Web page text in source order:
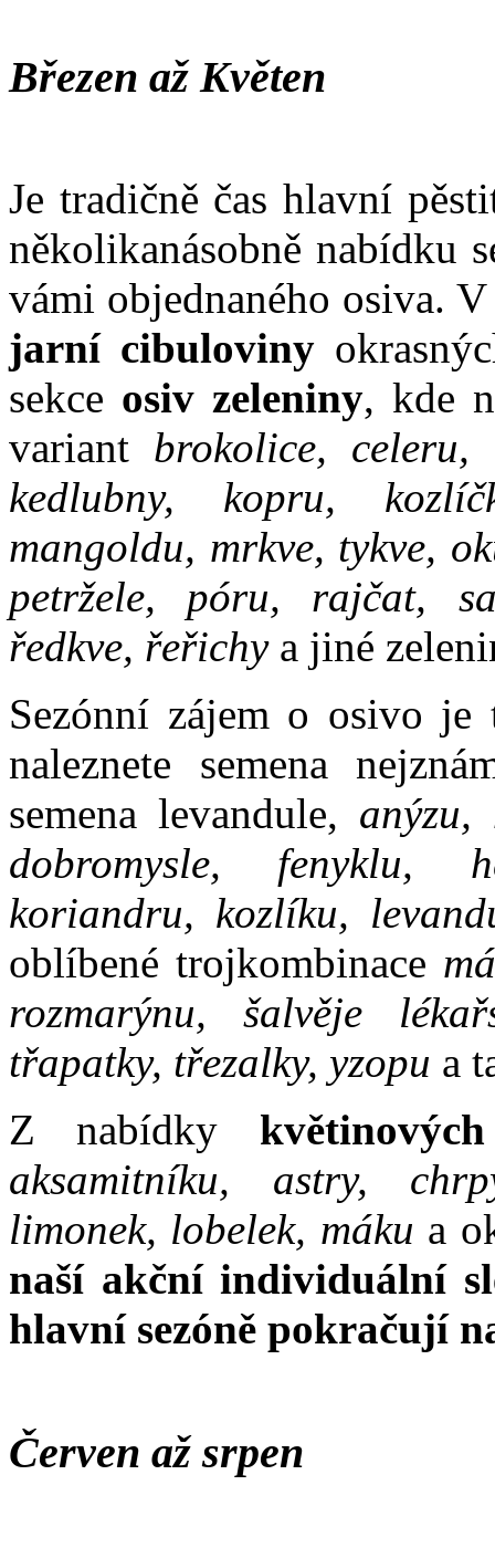
Březen až Květen
Je tradičně čas hlavní
několikanásobně nabídku
vámi objednaného osiva.
jarní cibuloviny
sekce osiv zeleniny, kde
variant brokolice, celeru,
kedlubny, kopru,
mangoldu, mrkve, tykve,
petržele, póru, rajčat,
ředkve, řeřichya jiné
Sezónní zájem o osivo
naleznete semena
semena levandule, anýzu,
dobromysle, fenyklu,
koriandru, kozlíku,
oblíbené trojkombinace
rozmarýnu, šalvěje
třapatky, třezalky, yzopu a
Z nabídky
aksamitníku, astry,
limonek, lobelek, máku a
naší akční individuální
hlavní sezóně pokračují
Červen až srpen